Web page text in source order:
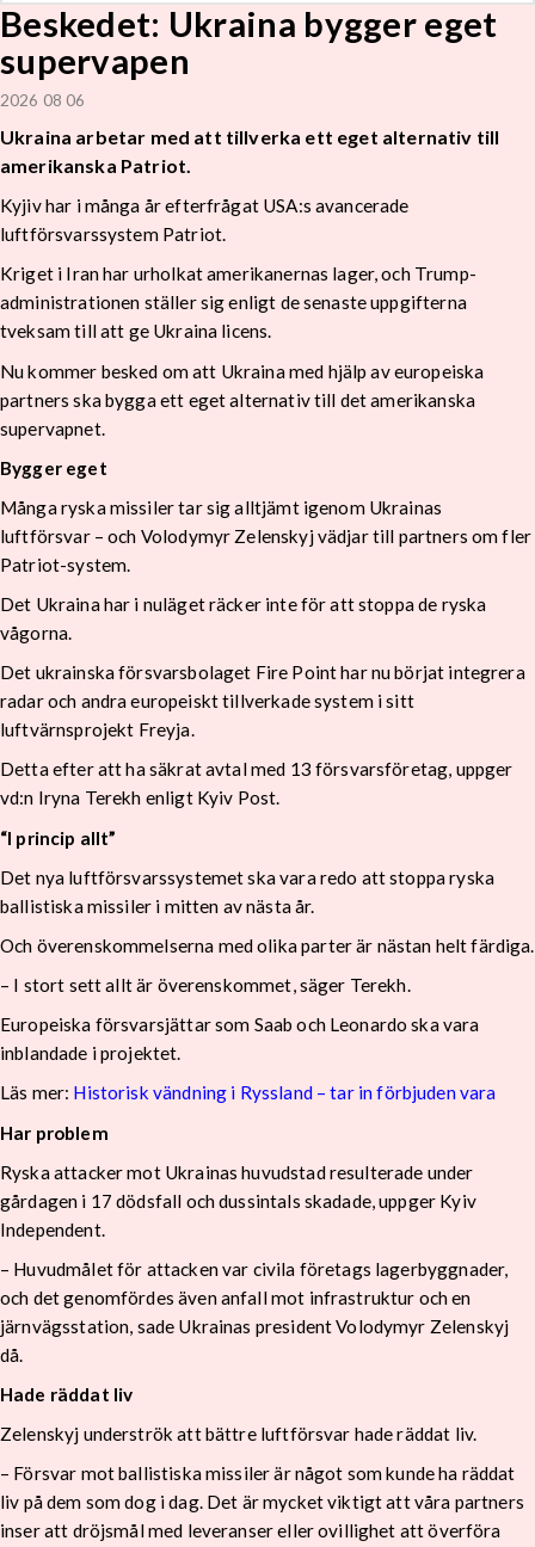
Beskedet: Ukraina bygger eget
supervapen
2026 08 06
Ukraina arbetar med att tillverka ett eget alternativ till
amerikanska Patriot.
Kyjiv har i många år efterfrågat USA:s avancerade
luftförsvarssystem Patriot.
Kriget i Iran har urholkat amerikanernas lager, och Trump-
administrationen ställer sig enligt de senaste uppgifterna
tveksam till att ge Ukraina licens.
Nu kommer besked om att Ukraina med hjälp av europeiska
partners ska bygga ett eget alternativ till det amerikanska
supervapnet.
Bygger eget
Många ryska missiler tar sig alltjämt igenom Ukrainas
luftförsvar – och Volodymyr Zelenskyj vädjar till partners om fler
Patriot-system.
Det Ukraina har i nuläget räcker inte för att stoppa de ryska
vågorna.
Det ukrainska försvarsbolaget Fire Point har nu börjat integrera
radar och andra europeiskt tillverkade system i sitt
luftvärnsprojekt Freyja.
Detta efter att ha säkrat avtal med 13 försvarsföretag, uppger
vd:n Iryna Terekh enligt Kyiv Post.
“I princip allt”
Det nya luftförsvarssystemet ska vara redo att stoppa ryska
ballistiska missiler i mitten av nästa år.
Och överenskommelserna med olika parter är nästan helt färdiga.
– I stort sett allt är överenskommet, säger Terekh.
Europeiska försvarsjättar som Saab och Leonardo ska vara
inblandade i projektet.
Läs mer: Historisk vändning i Ryssland – tar in förbjuden vara
Har problem
Ryska attacker mot Ukrainas huvudstad resulterade under
gårdagen i 17 dödsfall och dussintals skadade, uppger Kyiv
Independent.
– Huvudmålet för attacken var civila företags lagerbyggnader,
och det genomfördes även anfall mot infrastruktur och en
järnvägsstation, sade Ukrainas president Volodymyr Zelenskyj
då.
Hade räddat liv
Zelenskyj underströk att bättre luftförsvar hade räddat liv.
– Försvar mot ballistiska missiler är något som kunde ha räddat
liv på dem som dog i dag. Det är mycket viktigt att våra partners
inser att dröjsmål med leveranser eller ovillighet att överföra